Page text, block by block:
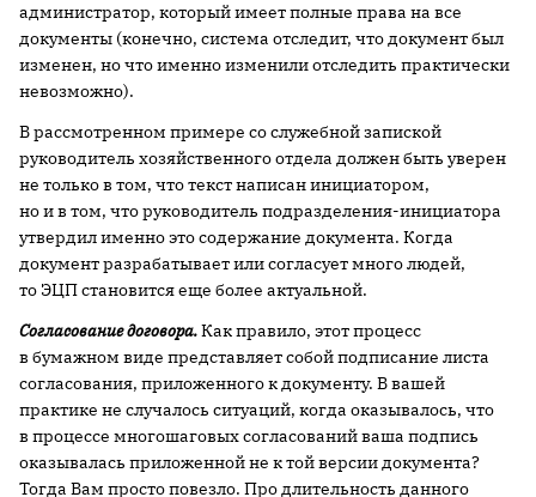
администратор, который имеет полные права на все
документы (конечно, система отследит, что документ был
изменен, но что именно изменили отследить практически
невозможно).
В рассмотренном примере со служебной запиской
руководитель хозяйственного отдела должен быть уверен
не только в том, что текст написан инициатором,
но и в том, что руководитель подразделения-инициатора
утвердил именно это содержание документа. Когда
документ разрабатывает или согласует много людей,
то ЭЦП становится еще более актуальной.
Согласование договора.Как правило, этот процесс
в бумажном виде представляет собой подписание листа
согласования, приложенного к документу. В вашей
практике не случалось ситуаций, когда оказывалось, что
в процессе многошаговых согласований ваша подпись
оказывалась приложенной не к той версии документа?
Тогда Вам просто повезло. Про длительность данного